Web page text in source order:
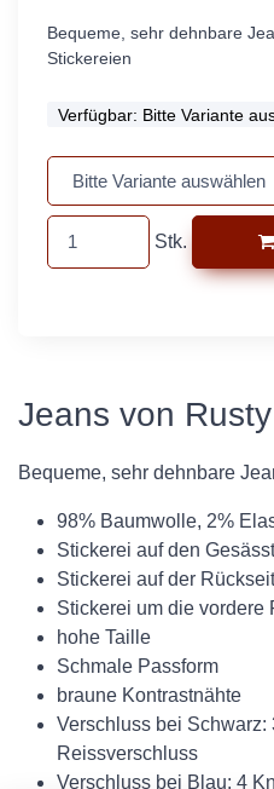
Bequeme, sehr dehnbare
Stickereien
Verfügbar: Bitte Variante
Stk.
Jeans von
Bequeme, sehr dehnbare
98% Baumwolle, 2%
Stickerei auf den
Stickerei auf der
Stickerei um die vordere
hohe Taille
Schmale Passform
braune Kontrastnähte
Verschluss bei Schwarz:
Reissverschluss
Verschluss bei Blau: 4